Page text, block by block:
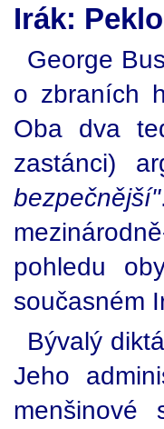
Irák:
George
o zbraních
Oba dva
zastánci)
bezpečnější"
pohledu
současném
Bývalý
Jeho
menšinové